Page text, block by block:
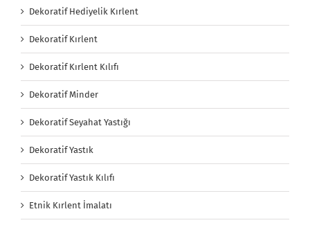
Dekoratif Hediyelik Kırlent
Dekoratif Kırlent
Dekoratif Kırlent Kılıfı
Dekoratif Minder
Dekoratif Seyahat Yastığı
Dekoratif Yastık
Dekoratif Yastık Kılıfı
Etnik Kırlent İmalatı